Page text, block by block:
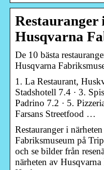
Restauranger
Husqvarna
De 10 bästa
Husqvarna
1. La Restaurant,
Stadshotell 7.4 · 3.
Padrino 7.2 · 5.
Farsans Streetfood …
Restauranger i
Fabriksmuseum på
och se bilder från
närheten av